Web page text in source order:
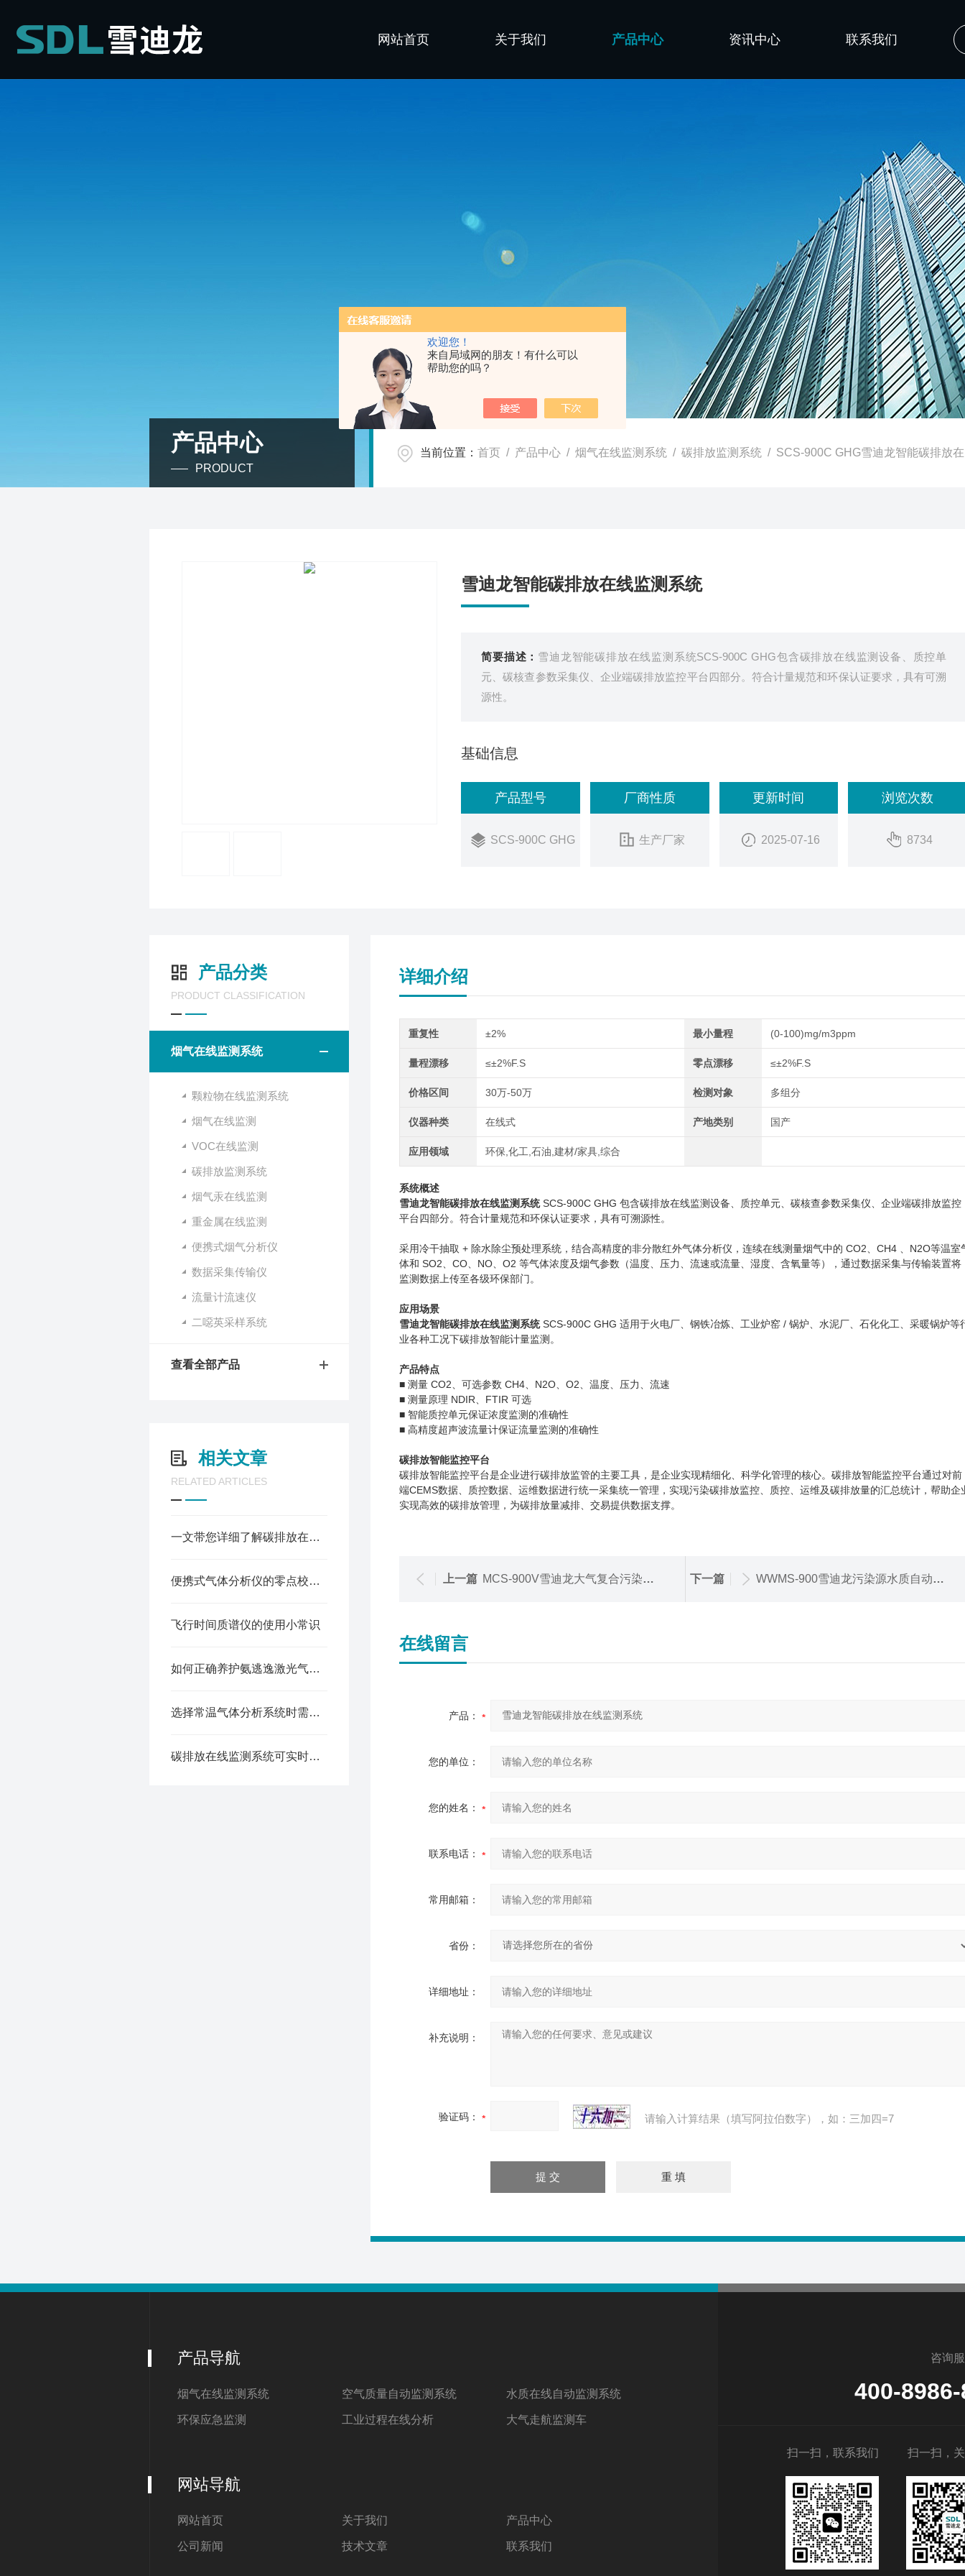
欢迎您！
来自局域网的朋友！有什么可以
帮助您的吗？
网站首页 关于我们 产品中心 资讯中心 联系我们
产品中心
PRODUCT
当前位置： 首页 / 产品中心 / 烟气在线监测系统 / 碳排放监测系统 / SCS-900C GHG雪迪龙智能碳排放在线监测系统
雪迪龙智能碳排放在线监测系统
简要描述： 雪迪龙智能碳排放在线监测系统SCS-900C GHG包含碳排放在线监测设备、质控单
元、碳核查参数采集仪、企业端碳排放监控平台四部分。符合计量规范和环保认证要求，具有可溯
源性。
基础信息
产品型号
SCS-900C GHG
厂商性质
生产厂家
更新时间
2025-07-16
浏览次数
8734
产品分类
PRODUCT CLASSIFICATION
烟气在线监测系统
颗粒物在线监测系统
烟气在线监测
VOC在线监测
碳排放监测系统
烟气汞在线监测
重金属在线监测
便携式烟气分析仪
数据采集传输仪
流量计流速仪
二噁英采样系统
查看全部产品
相关文章
RELATED ARTICLES
一文带您详细了解碳排放在线监测仪器
便携式气体分析仪的零点校准方法
飞行时间质谱仪的使用小常识
如何正确养护氨逃逸激光气体分析仪
选择常温气体分析系统时需要考虑以下几个因素
碳排放在线监测系统可实时监测和记录工业能源中的碳排放量
详细介绍
重复性 ±2% 最小量程 (0-100)mg/m3ppm
量程漂移 ≤±2%F.S 零点漂移 ≤±2%F.S
价格区间 30万-50万 检测对象 多组分
仪器种类 在线式 产地类别 国产
应用领域 环保,化工,石油,建材/家具,综合
系统概述
雪迪龙智能碳排放在线监测系统SCS-900C GHG 包含碳排放在线监测设备、质控单元、碳核查参数采集仪、企业端碳排放监控
平台四部分。符合计量规范和环保认证要求，具有可溯源性。
采用冷干抽取 + 除水除尘预处理系统，结合高精度的非分散红外气体分析仪，连续在线测量烟气中的 CO2 、CH4 、N2O等温室
体和 SO2 、CO、NO、O2 等气体浓度及烟气参数（温度、压力、流速或流量、湿度、含氧量等），通过数据采集与传输装置将
监测数据上传至各级环保部门。
应用场景
雪迪龙智能碳排放在线监测系统SCS-900C GHG 适用于火电厂、钢铁冶炼、工业炉窑 / 锅炉、水泥厂、石化化工、采暖锅炉等
业各种工况下碳排放智能计量监测。
产品特点
■ 测量 CO2 、可选参数 CH4、N2O、O2 、温度、压力、流速
■ 测量原理 NDIR、FTIR 可选
■ 智能质控单元保证浓度监测的准确性
■ 高精度超声波流量计保证流量监测的准确性
碳排放智能监控平台
碳排放智能监控平台是企业进行碳排放监管的主要工具，是企业实现精细化、科学化管理的核心。 碳排放智能监控平台通过对前
端CEMS数据、质控数据、运维数据进行统一采集统一管理，实现污染碳排放监控、质控、运维及碳排放量的汇总统计，帮助企
实现高效的碳排放管理，为碳排放量减排、交易提供数据支撑。
上一篇 MCS-900V雪迪龙大气复合污染走航监测车 下一篇 WWMS-900雪迪龙污染源水质自动监测站
在线留言
产品：
您的单位：
您的姓名：
联系电话：
常用邮箱：
省份：
详细地址：
补充说明：
验证码： 请输入计算结果（填写阿拉伯数字），如：三加四=7
产品导航
烟气在线监测系统 空气质量自动监测系统 水质在线自动监测系统
环保应急监测 工业过程在线分析 大气走航监测车
网站导航
网站首页 关于我们 产品中心
公司新闻 技术文章 联系我们
咨询
400-
扫一扫，
扫一扫，联系我们